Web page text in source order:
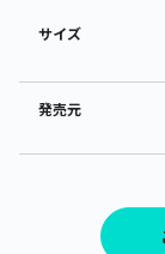
サイズ
発売元